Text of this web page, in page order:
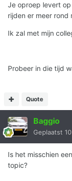
Je oproep levert
rijden er meer rond
Ik zal met mijn
Probeer in die tijd
Quote
Baggio
Geplaatst
Is het misschien
topic?